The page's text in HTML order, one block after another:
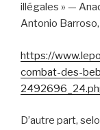
illégales » —
Antonio
https://
combat-des-
D’autre part,